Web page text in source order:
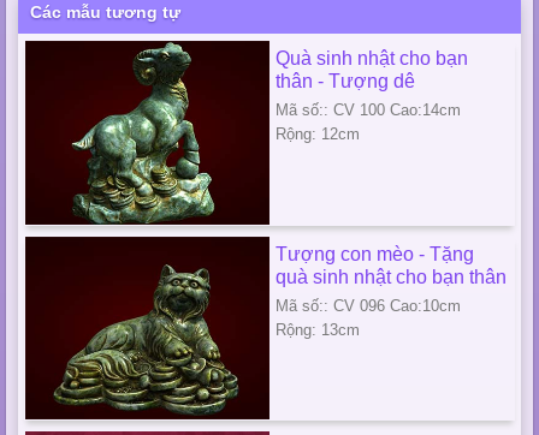
Các mẫu tương tự
Quà sinh nhật cho bạn
thân - Tượng dê
Mã số:: CV 100 Cao:14cm
Rộng: 12cm
Tượng con mèo - Tặng
quà sinh nhật cho bạn thân
Mã số:: CV 096 Cao:10cm
Rộng: 13cm